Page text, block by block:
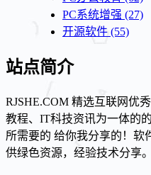
PC系统增强 (27)
开源软件 (55)
站点简介
RJSHE.COM 精选互联网优
教程、IT科技资讯为一体的
所需要的 给你我分享的！软
供绿色资源，经验技术分享。